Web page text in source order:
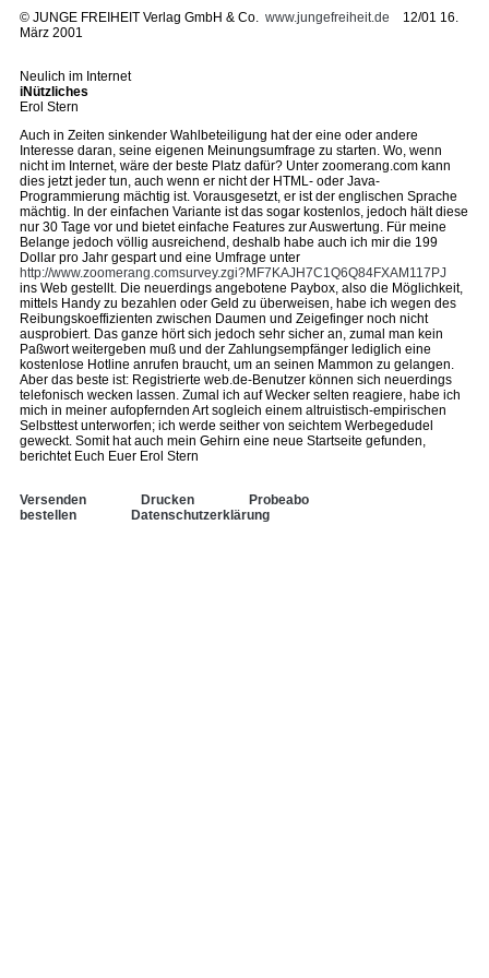
© JUNGE FREIHEIT Verlag GmbH & Co. www.jungefreiheit.de 12/01 16.
März 2001
Neulich im Internet
iNützliches
Erol Stern
Auch in Zeiten sinkender Wahlbeteiligung hat der eine oder andere
Interesse daran, seine eigenen Meinungsumfrage zu starten. Wo, wenn
nicht im Internet, wäre der beste Platz dafür? Unter zoomerang.com kann
dies jetzt jeder tun, auch wenn er nicht der HTML- oder Java-
Programmierung mächtig ist. Vorausgesetzt, er ist der englischen Sprache
mächtig. In der einfachen Variante ist das sogar kostenlos, jedoch hält diese
nur 30 Tage vor und bietet einfache Features zur Auswertung. Für meine
Belange jedoch völlig ausreichend, deshalb habe auch ich mir die 199
Dollar pro Jahr gespart und eine Umfrage unter
http://www.zoomerang.comsurvey.zgi?MF7KAJH7C1Q6Q84FXAM117PJ
ins Web gestellt. Die neuerdings angebotene Paybox, also die Möglichkeit,
mittels Handy zu bezahlen oder Geld zu überweisen, habe ich wegen des
Reibungskoeffizienten zwischen Daumen und Zeigefinger noch nicht
ausprobiert. Das ganze hört sich jedoch sehr sicher an, zumal man kein
Paßwort weitergeben muß und der Zahlungsempfänger lediglich eine
kostenlose Hotline anrufen braucht, um an seinen Mammon zu gelangen.
Aber das beste ist: Registrierte web.de-Benutzer können sich neuerdings
telefonisch wecken lassen. Zumal ich auf Wecker selten reagiere, habe ich
mich in meiner aufopfernden Art sogleich einem altruistisch-empirischen
Selbsttest unterworfen; ich werde seither von seichtem Werbegedudel
geweckt. Somit hat auch mein Gehirn eine neue Startseite gefunden,
berichtet Euch Euer Erol Stern
Versenden Drucken
Probeabo
bestellen
Datenschutzerklärung